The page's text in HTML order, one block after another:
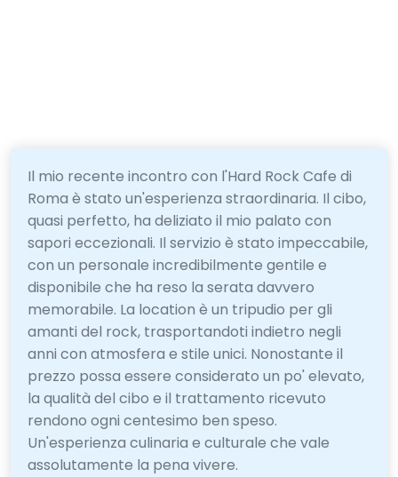
Il mio recente incontro con l'Hard Rock Cafe di
Roma è stato un'esperienza straordinaria. Il cibo,
quasi perfetto, ha deliziato il mio palato con
sapori eccezionali. Il servizio è stato impeccabile,
con un personale incredibilmente gentile e
disponibile che ha reso la serata davvero
memorabile. La location è un tripudio per gli
amanti del rock, trasportandoti indietro negli
anni con atmosfera e stile unici. Nonostante il
prezzo possa essere considerato un po' elevato,
la qualità del cibo e il trattamento ricevuto
rendono ogni centesimo ben speso.
Un'esperienza culinaria e culturale che vale
assolutamente la pena vivere.